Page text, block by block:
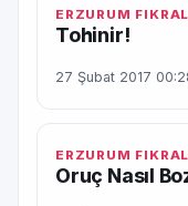
ERZURUM
Tohinir!
27 Şubat 2017
ERZURUM
Oruç Nasıl